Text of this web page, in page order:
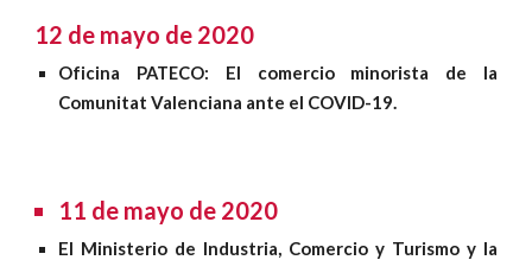
12 de mayo de 2020
Oficina PATECO: El comercio minorista de la
Comunitat Valenciana ante el COVID-19.
11 de mayo de 2020
El Ministerio de Industria, Comercio y Turismo y la